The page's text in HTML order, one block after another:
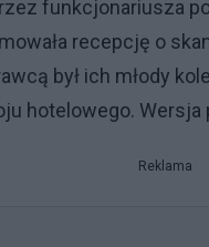
funkcjonariusza
recepcję o
był ich młody
hotelowego.
Reklama